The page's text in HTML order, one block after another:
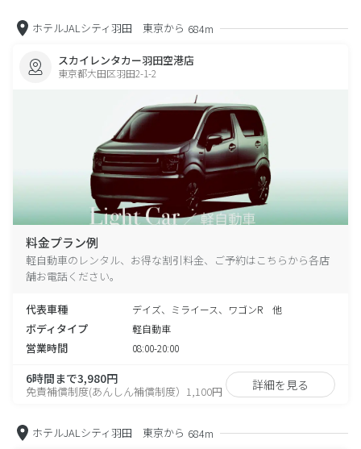
ホテルJALシティ羽田 東京から 684m
スカイレンタカー羽田空港店
東京都大田区羽田2-1-2
料金プラン例
軽自動車のレンタル、お得な割引料金、ご予約はこちらから各店
舗お電話ください。
代表車種 デイズ、ミライース、ワゴンR 他
ボディタイプ 軽自動車
営業時間 08:00-20:00
6時間まで3,980円
免責補償制度(あんしん補償制度）1,100円 詳細を見る
ホテルJALシティ羽田 東京から 684m